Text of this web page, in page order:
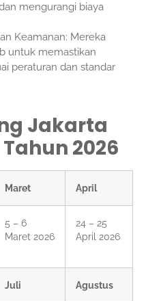
mengurangi biaya
Keamanan: Mereka
untuk memastikan
peraturan dan standar
Jakarta
2026
Maret April
5 – 6
Maret 2026
24 – 25
April 2026
Juli Agustus